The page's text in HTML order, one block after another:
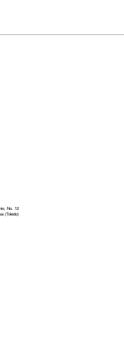
No. 12
(Toledo)